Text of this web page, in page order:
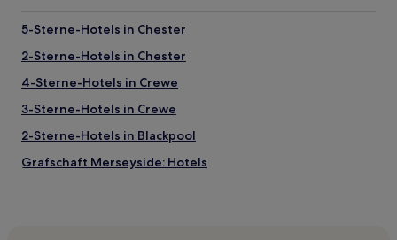
5-Sterne-Hotels in Chester
2-Sterne-Hotels in Chester
4-Sterne-Hotels in Crewe
3-Sterne-Hotels in Crewe
2-Sterne-Hotels in Blackpool
Grafschaft Merseyside: Hotels